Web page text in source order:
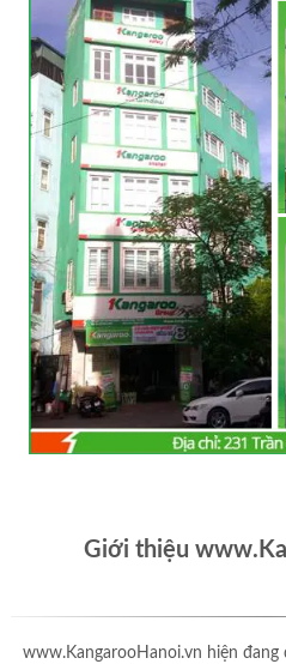
Giới thiệu
www.KangarooHanoi.vn hiện